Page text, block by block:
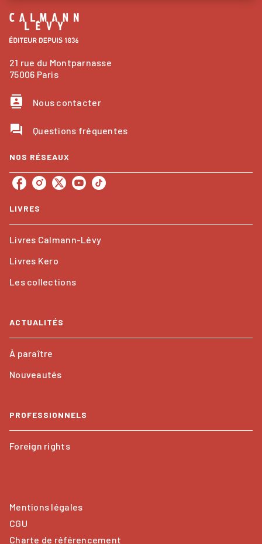
21 rue du Montparnasse
75006 Paris
contacts Nous contacter
question_answer Questions fréquentes
NOS RÉSEAUX
LIVRES
Livres Calmann-Lévy
Livres Kero
Les collections
ACTUALITÉS
À paraître
Nouveautés
PROFESSIONNELS
Foreign rights
Mentions légales
CGU
Charte de référencement